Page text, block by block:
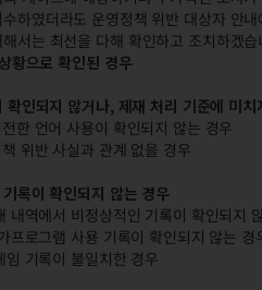
하였더라도 운영정책 위반 대상자 안
서는 최선을 다해 확인하고 조치하겠
황으로 확인된 경우
확인되지 않거나, 제재 처리 기준에 미치
한 언어 사용이 확인되지 않는 경우
위반 사실과 관계 없을 경우
록이 확인되지 않는 경우
내역에서 비정상적인 기록이 확인되지
프로그램 사용 기록이 확인되지 않는 경
기록이 불일치한 경우